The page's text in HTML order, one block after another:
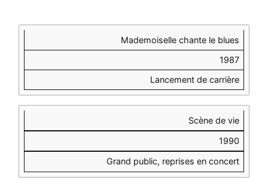
ALBUM
ANNÉE
SUCCÈS
Mademoiselle chante le blues
1987
Lancement de carrière
Scène de vie
1990
Grand public, reprises en concert